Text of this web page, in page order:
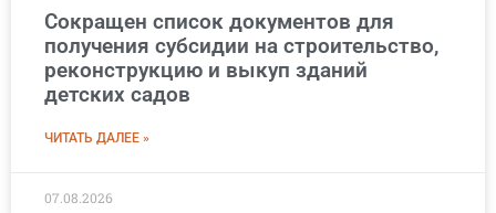
Сокращен список документов для
получения субсидии на строительство,
реконструкцию и выкуп зданий
детских садов
ЧИТАТЬ ДАЛЕЕ »
07.08.2026